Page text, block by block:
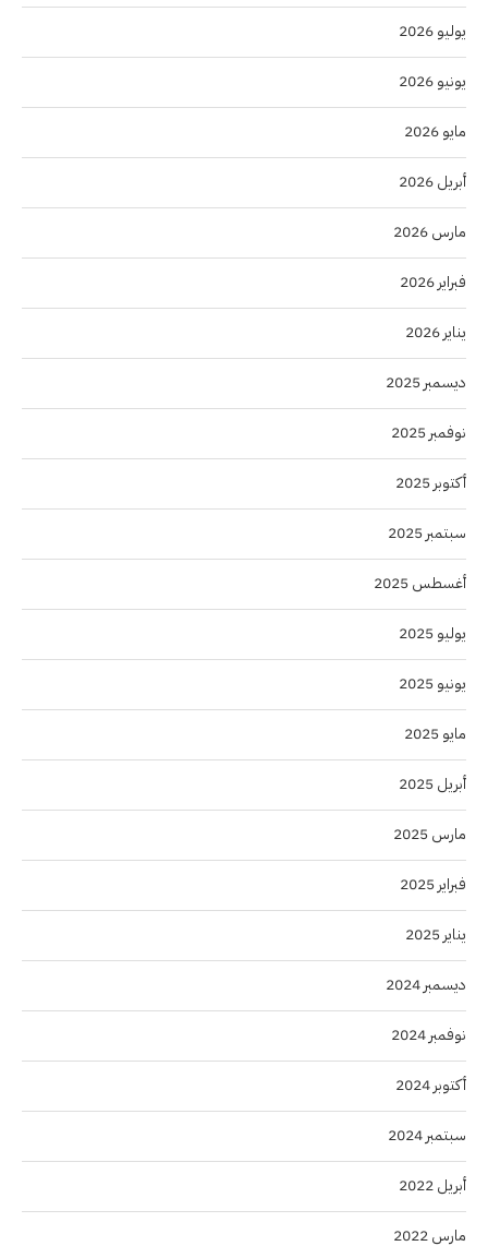
يوليو 2026
يونيو 2026
مايو 2026
أبريل 2026
مارس 2026
فبراير 2026
يناير 2026
ديسمبر 2025
نوفمبر 2025
أكتوبر 2025
سبتمبر 2025
أغسطس 2025
يوليو 2025
يونيو 2025
مايو 2025
أبريل 2025
مارس 2025
فبراير 2025
يناير 2025
ديسمبر 2024
نوفمبر 2024
أكتوبر 2024
سبتمبر 2024
أبريل 2022
مارس 2022